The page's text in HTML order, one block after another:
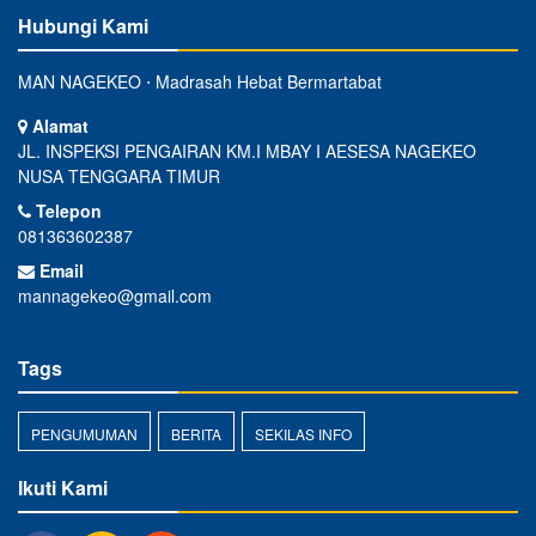
Hubungi Kami
MAN NAGEKEO ⋅ Madrasah Hebat Bermartabat
Alamat
JL. INSPEKSI PENGAIRAN KM.I MBAY I AESESA NAGEKEO
NUSA TENGGARA TIMUR
Telepon
081363602387
Email
mannagekeo@gmail.com
Tags
PENGUMUMAN BERITA SEKILAS INFO
Ikuti Kami